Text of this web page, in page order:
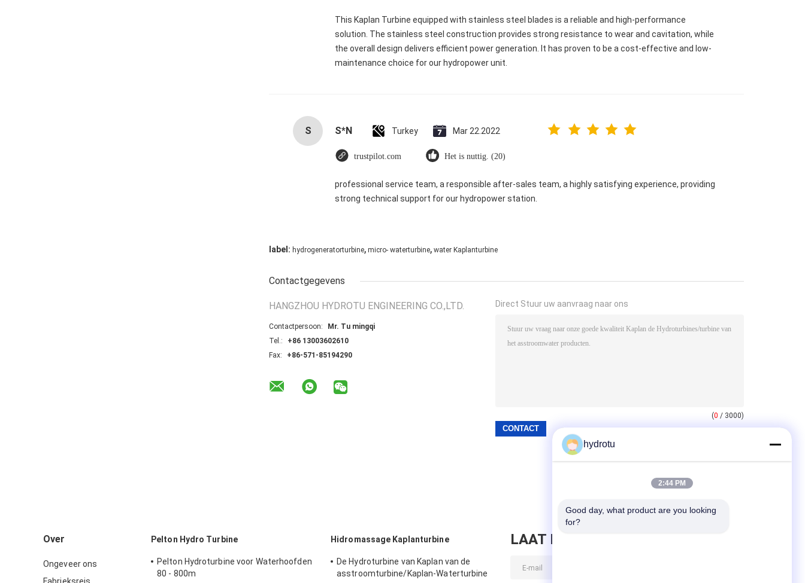
This Kaplan Turbine equipped with stainless steel blades is a reliable and high-performance
solution. The stainless steel construction provides strong resistance to wear and cavitation, while
the overall design delivers efficient power generation. It has proven to be a cost-effective and low-
maintenance choice for our hydropower unit.
S S*N Turkey Mar 22.2022
trustpilot.com Het is nuttig. (20)
professional service team, a responsible after-sales team, a highly satisfying experience, providing
strong technical support for our hydropower station.
label: hydrogeneratorturbine, micro- waterturbine, water Kaplanturbine
Contactgegevens
HANGZHOU HYDROTU ENGINEERING CO.,LTD.
Contactpersoon:
Mr. Tu mingqi
Tel.:
+86 13003602610
Fax:
+86-571-85194290
Direct Stuur uw aanvraag naar ons
(0 / 3000)
Over
Ongeveer ons
Pelton Hydro Turbine
Pelton Hydroturbine voor Waterhoofden
80 - 800m
Hidromassage Kaplanturbine
De Hydroturbine van Kaplan van de
asstroomturbine/Kaplan-Waterturbine
LAAT BERICHT ACHTER
hydrotu
2:44 PM
Good day, what product are you looking
for?